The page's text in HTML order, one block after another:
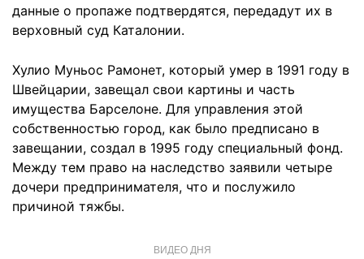
данные о пропаже подтвердятся, передадут их в
верховный суд Каталонии.
Хулио Муньос Рамонет, который умер в 1991 году в
Швейцарии, завещал свои картины и часть
имущества Барселоне. Для управления этой
собственностью город, как было предписано в
завещании, создал в 1995 году специальный фонд.
Между тем право на наследство заявили четыре
дочери предпринимателя, что и послужило
причиной тяжбы.
ВИДЕО ДНЯ